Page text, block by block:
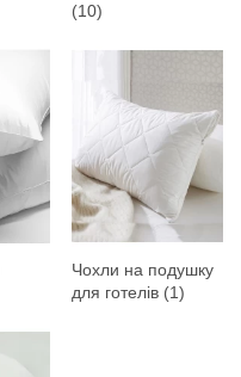
(10)
Чохли на подушку
для готелів (1)